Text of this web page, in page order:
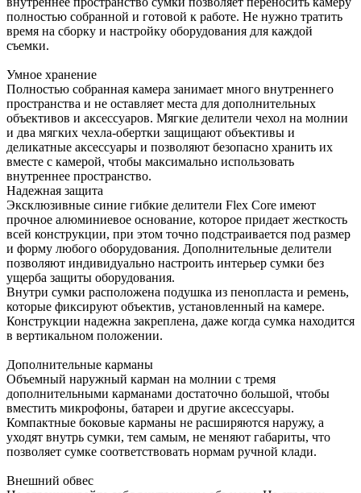
полностью собранной и готовой к работе. Не нужно тратить
время на сборку и настройку оборудования для каждой
съемки.
Умное хранение
Полностью собранная камера занимает много внутреннего
пространства и не оставляет места для дополнительных
объективов и аксессуаров. Мягкие делители чехол на молнии
и два мягких чехла-обертки защищают объективы и
деликатные аксессуары и позволяют безопасно хранить их
вместе с камерой, чтобы максимально использовать
внутреннее пространство.
Надежная защита
Эксклюзивные синие гибкие делители Flex Core имеют
прочное алюминиевое основание, которое придает жесткость
всей конструкции, при этом точно подстраивается под размер
и форму любого оборудования. Дополнительные делители
позволяют индивидуально настроить интерьер сумки без
ущерба защиты оборудования.
Внутри сумки расположена подушка из пенопласта и ремень,
которые фиксируют объектив, установленный на камере.
Конструкции надежна закреплена, даже когда сумка находится
в вертикальном положении.
Дополнительные карманы
Объемный наружный карман на молнии с тремя
дополнительными карманами достаточно большой, чтобы
вместить микрофоны, батареи и другие аксессуары.
Компактные боковые карманы не расширяются наружу, а
уходят внутрь сумки, тем самым, не меняют габариты, что
позволяет сумке соответствовать нормам ручной клади.
Внешний обвес